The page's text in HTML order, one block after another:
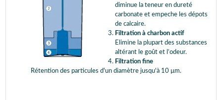
diminue la teneur en dureté
carbonate et empeche les dépots
de calcaire.
Filtration à charbon actif
Elimine la plupart des substances
altérant le goût et l’odeur.
Filtration fine
Rétention des particules d'un diamètre jusqu'à 10 µm.